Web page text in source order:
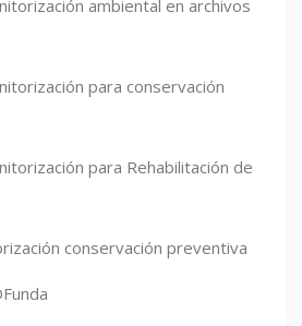
ambiental en archivos
para conservación
para Rehabilitación de
conservación preventiva